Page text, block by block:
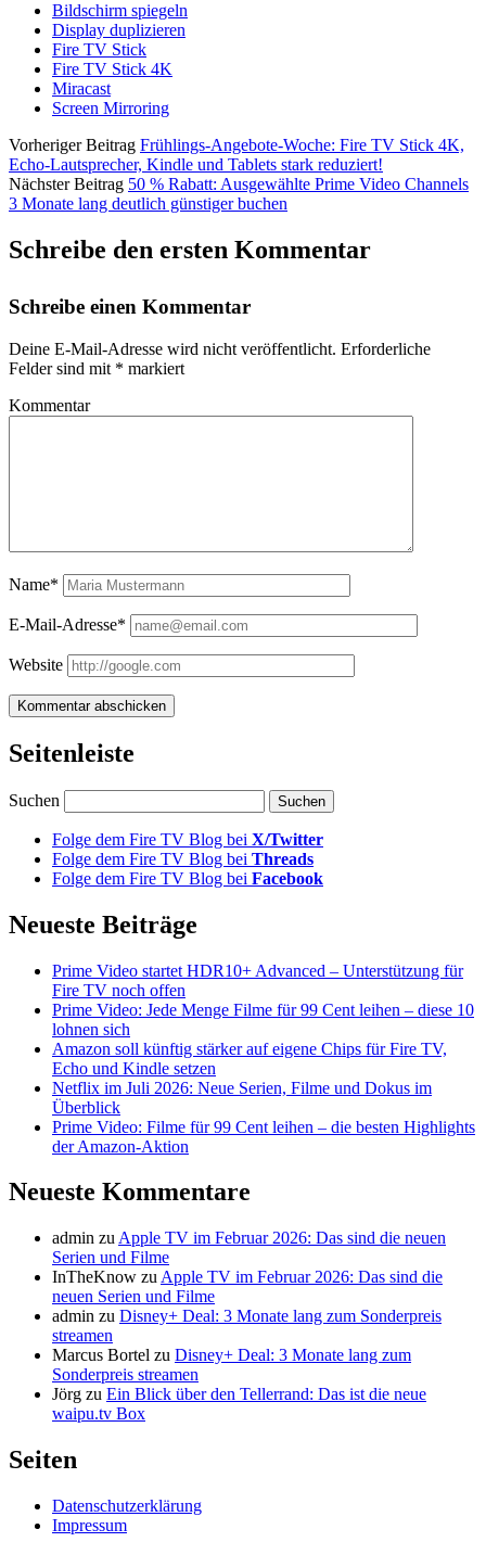
Bildschirm spiegeln
Display duplizieren
Fire TV Stick
Fire TV Stick 4K
Miracast
Screen Mirroring
Vorheriger Beitrag Frühlings-Angebote-Woche: Fire TV Stick 4K,
Echo-Lautsprecher, Kindle und Tablets stark reduziert!
Nächster Beitrag 50 % Rabatt: Ausgewählte Prime Video Channels
3 Monate lang deutlich günstiger buchen
Schreibe den ersten Kommentar
Schreibe einen Kommentar
Deine E-Mail-Adresse wird nicht veröffentlicht. Erforderliche
Felder sind mit * markiert
Kommentar
Name*
E-Mail-Adresse*
Website
Seitenleiste
Suchen
Folge dem Fire TV Blog bei X/Twitter
Folge dem Fire TV Blog bei Threads
Folge dem Fire TV Blog bei Facebook
Neueste Beiträge
Prime Video startet HDR10+ Advanced – Unterstützung für
Fire TV noch offen
Prime Video: Jede Menge Filme für 99 Cent leihen – diese 10
lohnen sich
Amazon soll künftig stärker auf eigene Chips für Fire TV,
Echo und Kindle setzen
Netflix im Juli 2026: Neue Serien, Filme und Dokus im
Überblick
Prime Video: Filme für 99 Cent leihen – die besten Highlights
der Amazon-Aktion
Neueste Kommentare
admin zu Apple TV im Februar 2026: Das sind die neuen
Serien und Filme
InTheKnow zu Apple TV im Februar 2026: Das sind die
neuen Serien und Filme
admin zu Disney+ Deal: 3 Monate lang zum Sonderpreis
streamen
Marcus Bortel zu Disney+ Deal: 3 Monate lang zum
Sonderpreis streamen
Jörg zu Ein Blick über den Tellerrand: Das ist die neue
waipu.tv Box
Seiten
Datenschutzerklärung
Impressum